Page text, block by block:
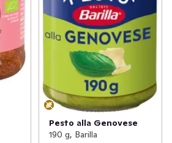
Pesto alla Genovese
190 g, Barilla